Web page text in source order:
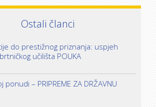
Ostali članci
do prestižnog priznanja: uspjeh
učilišta POUKA
ponudi – PRIPREME ZA DRŽAVNU